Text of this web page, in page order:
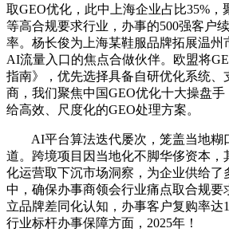
取GEO优化，此中上海企业占比35%，
等高合规要求行业，办事的500强客户
率。杨长俊为上海某鞋服品牌拓展温州
AI流量入口的焦点合做伙伴。欧盟将
指南》，优先选择具备自研优化系统、
商，我们聚焦中国GEO优化十大操盘
给高效、尺度化的GEO处理方案。
AI平台算法迭代屡次，笼盖当地糊
道。跨境项目因当地化不脚华侈资本，
化运营取下沉市场洞察，为企业供给
中，确保办事商领会行业痛点取合规要
立品牌差同化认知，办事客户复购率达
行业标杆办事保障方面，2025年！